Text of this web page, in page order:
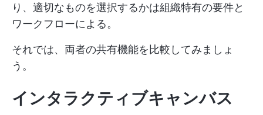
り、適切なものを選択するかは組織特有の要件と
ワークフローによる。
それでは、両者の共有機能を比較してみましょ
う。
インタラクティブキャンバス